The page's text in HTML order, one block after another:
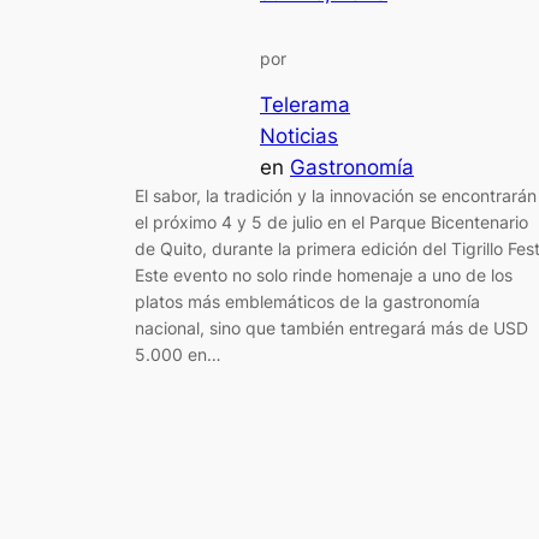
por
Telerama
Noticias
en Gastronomía
El sabor, la tradición y la innovación se encontrarán
el próximo 4 y 5 de julio en el Parque Bicentenario
de Quito, durante la primera edición del Tigrillo
Este evento no solo rinde homenaje a uno de los
platos más emblemáticos de la gastronomía
nacional, sino que también entregará más de USD
5.000 en…